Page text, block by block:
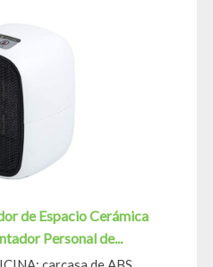
de Espacio Cerámica
Personal de...